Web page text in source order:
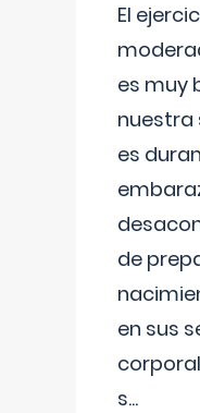
El
es muy
nuestra
es
de
en sus
s...